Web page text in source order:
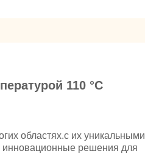
110 °C
областях.с их уникальными
инновационные решения для